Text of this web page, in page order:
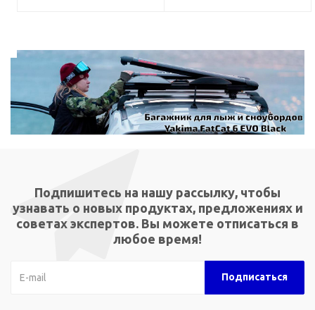
Подпишитесь на нашу рассылку, чтобы
узнавать о новых продуктах, предложениях и
советах экспертов. Вы можете отписаться в
любое время!